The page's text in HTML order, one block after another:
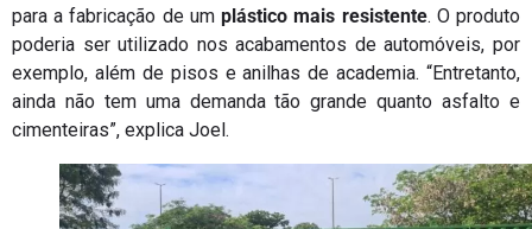
para a fabricação de umplástico mais resistente. O produto
poderia ser utilizado nos acabamentos de automóveis, por
exemplo, além de pisos e anilhas de academia. “Entretanto,
ainda não tem uma demanda tão grande quanto asfalto e
cimenteiras”, explica Joel.